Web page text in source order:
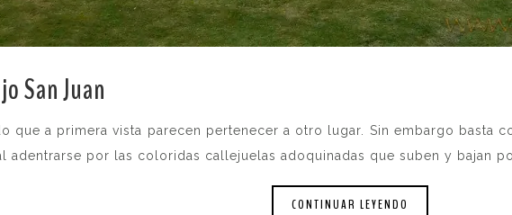
San Juan
que a primera vista parecen pertenecer a otro lugar. Sin embargo basta
adentrarse por las coloridas callejuelas adoquinadas que suben y bajan
CONTINUAR LEYENDO